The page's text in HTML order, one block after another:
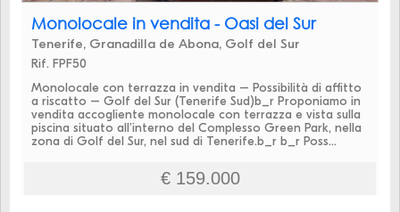
Monolocale in vendita - Oasi del Sur
Tenerife, Granadilla de Abona, Golf del Sur
Rif. FPF50
Monolocale con terrazza in vendita – Possibilità di affitto
a riscatto – Golf del Sur (Tenerife Sud)b_r Proponiamo in
vendita accogliente monolocale con terrazza e vista sulla
piscina situato all’interno del Complesso Green Park, nella
zona di Golf del Sur, nel sud di Tenerife.b_r b_r Poss...
€ 159.000